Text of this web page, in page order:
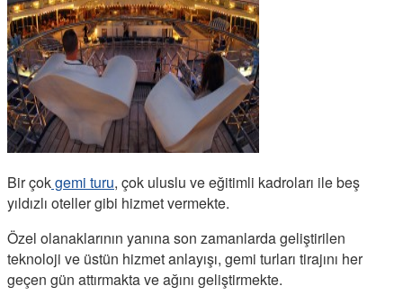
Bir çokgemi turu, çok uluslu ve eğitimli kadroları ile beş
yıldızlı oteller gibi hizmet vermekte.
Özel olanaklarının yanına son zamanlarda geliştirilen
teknoloji ve üstün hizmet anlayışı, gemi turları tirajını her
geçen gün attırmakta ve ağını geliştirmekte.